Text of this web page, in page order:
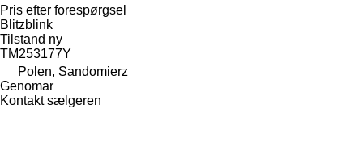
Pris efter forespørgsel
Blitzblink
Tilstand ny
TM253177Y
Polen, Sandomierz
Genomar
Kontakt sælgeren